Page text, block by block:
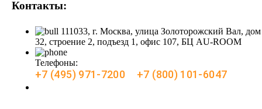
Контакты:
111033, г. Москва, улица Золоторожский Вал, дом
32, строение 2, подъезд 1, офис 107, БЦ AU-ROOM
Телефоны:
+7 (495) 971-7200 +7 (800) 101-6047